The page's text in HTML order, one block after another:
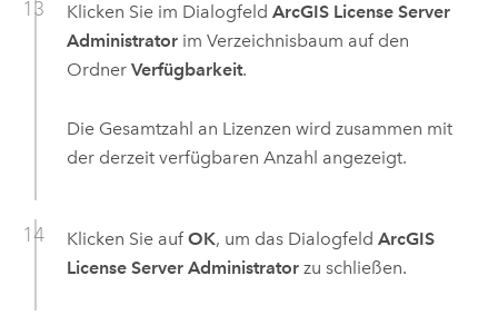
Klicken Sie im Dialogfeld ArcGIS License Server
Administratorim Verzeichnisbaum auf den
Ordner Verfügbarkeit.
Die Gesamtzahl an Lizenzen wird zusammen mit
der derzeit verfügbaren Anzahl angezeigt.
Klicken Sie auf OK, um das Dialogfeld ArcGIS
License Server Administratorzu schließen.